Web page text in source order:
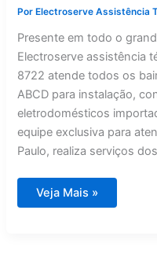
Por Electroserve Assistência
Presente em todo o
Electroserve assistência
8722 atende todos os
ABCD para instalação,
eletrodomésticos
equipe exclusiva para
Paulo, realiza serviços
Assistência
técnica
Veja Mais »